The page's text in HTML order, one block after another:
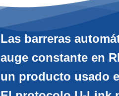
Las barreras
auge constante en
un producto usado